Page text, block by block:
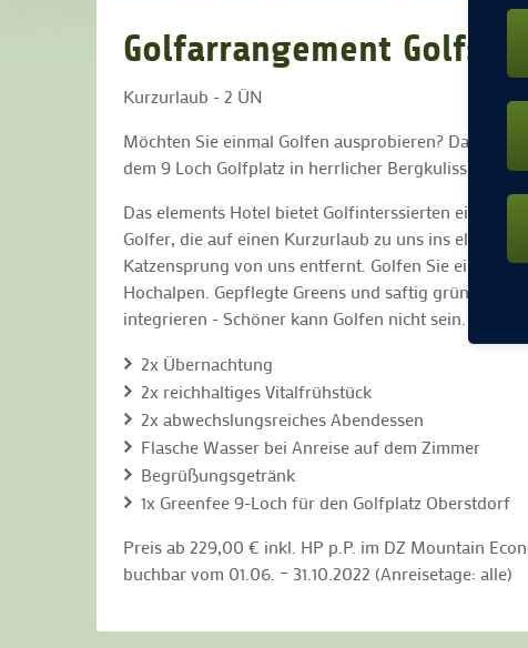
Golfarrangement
Kurzurlaub - 2 ÜN
Möchten Sie einmal Golfen ausprobieren? Dann
dem 9 Loch Golfplatz in herrlicher Bergkulisse!
Das elements Hotel bietet Golfinterssierten ein
Golfer, die auf einen Kurzurlaub zu uns ins
Katzensprung von uns entfernt. Golfen Sie
Hochalpen. Gepflegte Greens und saftig grüne
integrieren - Schöner kann Golfen nicht sein.
2x Übernachtung
2x reichhaltiges Vitalfrühstück
2x abwechslungsreiches Abendessen
Flasche Wasser bei Anreise auf dem Zimmer
Begrüßungsgetränk
1x Greenfee 9-Loch für den Golfplatz Oberstdorf
Preis ab 229,00 € inkl. HP p.P. im DZ Mountain
buchbar vom 01.06. – 31.10.2022 (Anreisetage: alle)